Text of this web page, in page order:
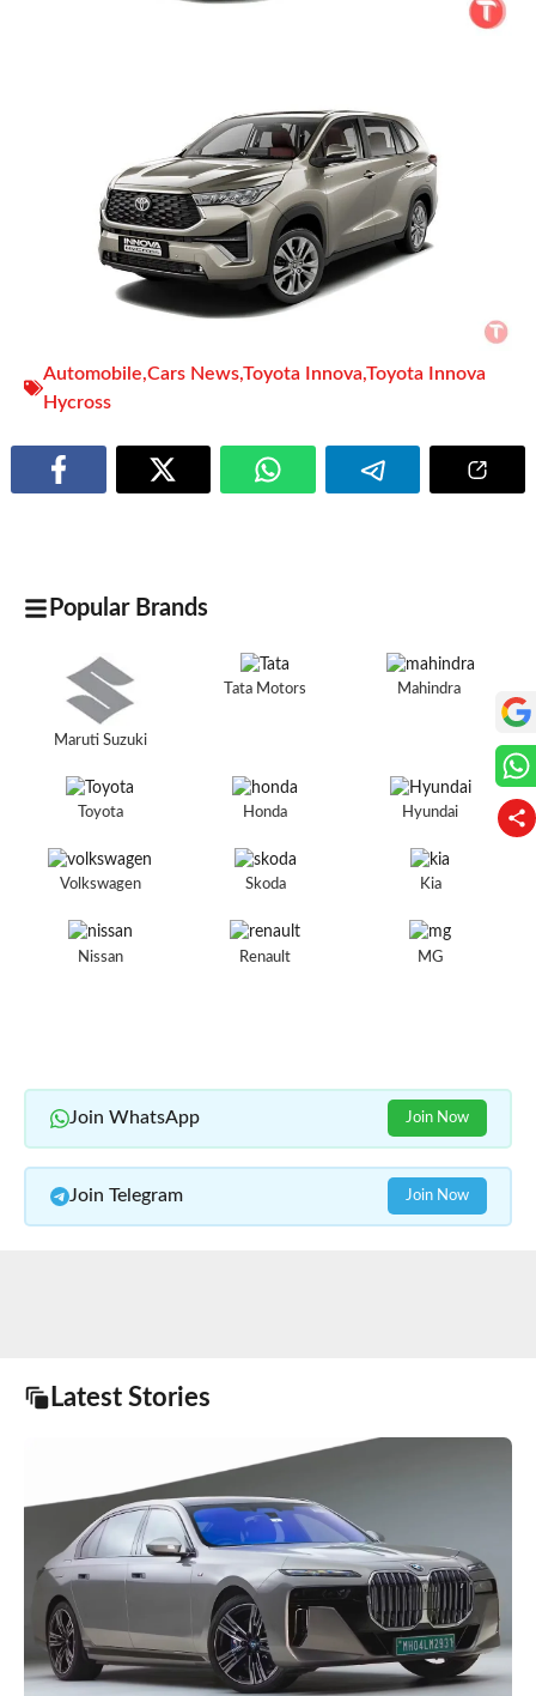
Automobile,Cars News,Toyota Innova,Toyota Innova
Hycross
Popular Brands
Maruti Suzuki
Tata Motors Mahindra
Toyota Honda Hyundai
Volkswagen Skoda Kia
Nissan Renault MG
Join WhatsApp Join Now
Join Telegram Join Now
Latest Stories